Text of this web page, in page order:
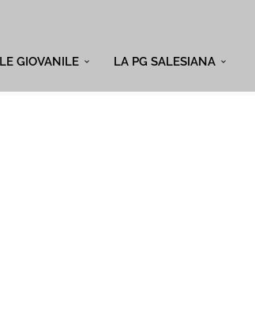
GIOVANILE LA PG SALESIANA